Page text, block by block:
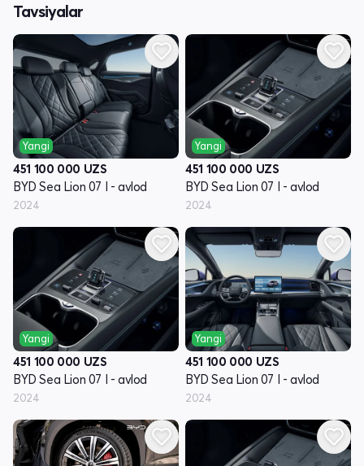
Tavsiyalar
Yangi
451 100 000 UZS
BYD Sea Lion 07 I - avlod
2024
Yangi
451 100 000 UZS
BYD Sea Lion 07 I - avlod
2024
Yangi
451 100 000 UZS
BYD Sea Lion 07 I - avlod
2024
Yangi
451 100 000 UZS
BYD Sea Lion 07 I - avlod
2024